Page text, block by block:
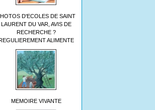
D'ECOLES DE SAINT
LAURENT DU VAR, AVIS DE
RECHERCHE ?
ALIMENTE
MEMOIRE VIVANTE